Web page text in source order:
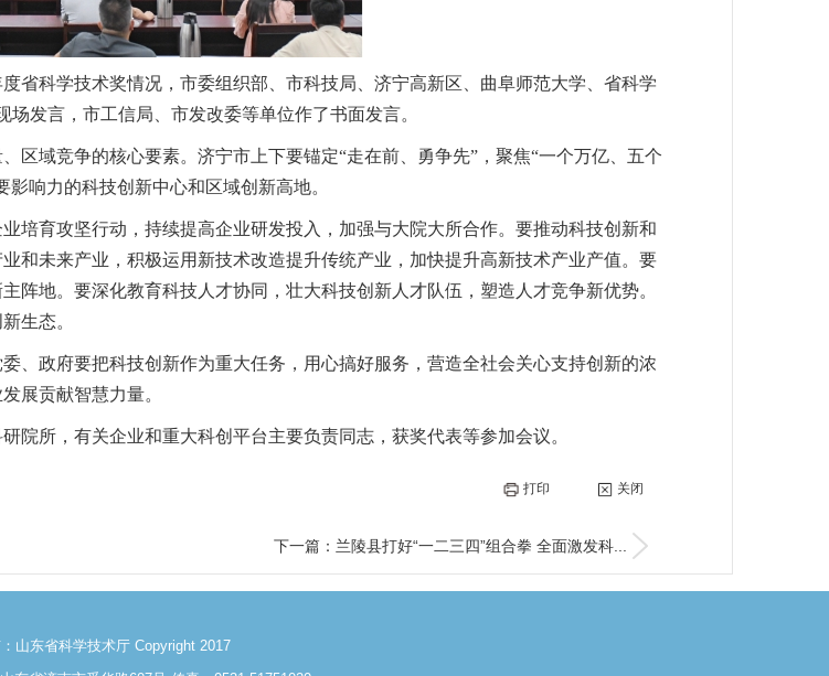
省科学技术奖情况，市委组织部、市科技局、济宁高新区、曲阜师范大学、省科学
发言，市工信局、市发改委等单位作了书面发言。
区域竞争的核心要素。济宁市上下要锚定“走在前、勇争先”，聚焦“一个万亿、五个
响力的科技创新中心和区域创新高地。
培育攻坚行动，持续提高企业研发投入，加强与大院大所合作。要推动科技创新和
和未来产业，积极运用新技术改造提升传统产业，加快提升高新技术产业产值。要
阵地。要深化教育科技人才协同，壮大科技创新人才队伍，塑造人才竞争新优势。
生态。
、政府要把科技创新作为重大任务，用心搞好服务，营造全社会关心支持创新的浓
展贡献智慧力量。
院所，有关企业和重大科创平台主要负责同志，获奖代表等参加会议。
打印 关闭
下一篇：兰陵县打好“一二三四”组合拳 全面激发科...
山东省科学技术厅 Copyright 2017